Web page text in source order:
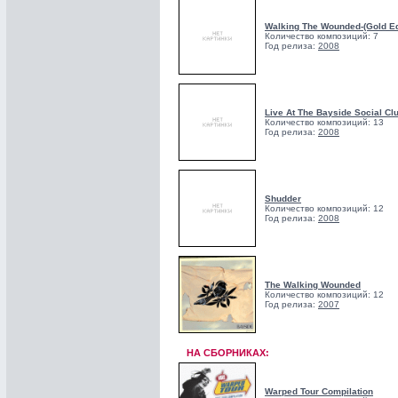
Walking The Wounded-(Gold
Количество композиций: 7
Год релиза: 2008
Live At The Bayside Social
Количество композиций: 13
Год релиза: 2008
Shudder
Количество композиций: 12
Год релиза: 2008
The Walking Wounded
Количество композиций: 12
Год релиза: 2007
НА СБОРНИКАХ:
Warped Tour Compilation